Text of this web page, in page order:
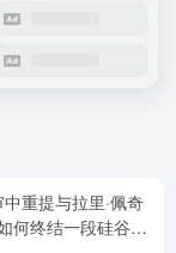
重提与拉里·佩奇
何终结一段硅谷友